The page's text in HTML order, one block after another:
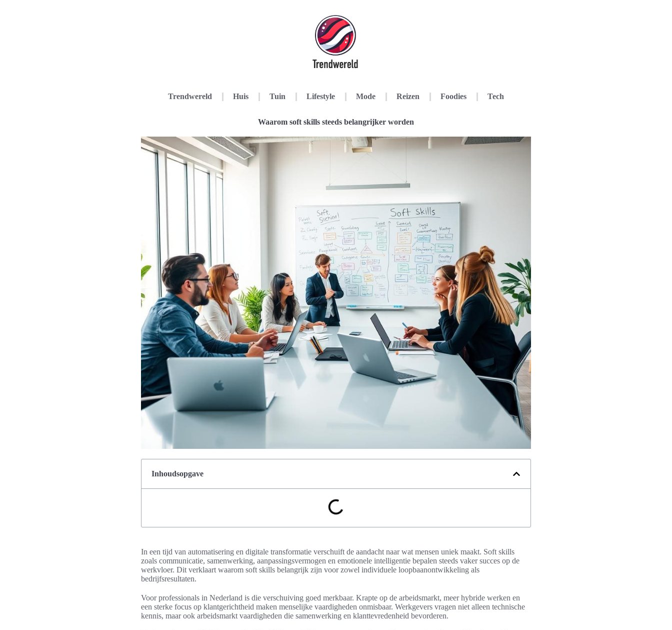
Trendwereld Huis Tuin Lifestyle Mode Reizen Foodies Tech
Waarom soft skills steeds belangrijker worden
Inhoudsopgave
In een tijd van automatisering en digitale transformatie verschuift de aandacht naar wat mensen uniek maakt. Soft skills
zoals communicatie, samenwerking, aanpassingsvermogen en emotionele intelligentie bepalen steeds vaker succes op de
werkvloer. Dit verklaart waarom soft skills belangrijk zijn voor zowel individuele loopbaanontwikkeling als
bedrijfsresultaten.
Voor professionals in Nederland is die verschuiving goed merkbaar. Krapte op de arbeidsmarkt, meer hybride werken en
een sterke focus op klantgerichtheid maken menselijke vaardigheden onmisbaar. Werkgevers vragen niet alleen technische
kennis, maar ook arbeidsmarkt vaardigheden die samenwerking en klanttevredenheid bevorderen.